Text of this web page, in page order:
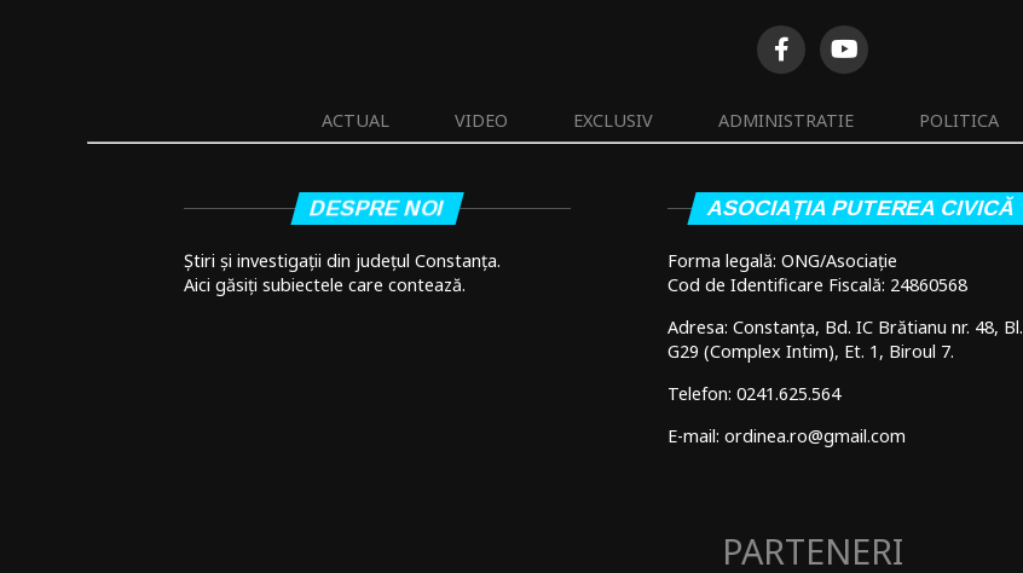
ACTUAL VIDEO EXCLUSIV ADMINISTRATIE POLITICA
DESPRE NOI
Știri și investigații din județul Constanța.
Aici găsiți subiectele care contează.
ASOCIAȚIA PUTEREA CIVICĂ
Forma legală: ONG/Asociație
Cod de Identificare Fiscală: 24860568
Adresa: Constanța, Bd. IC Brătianu nr. 48, Bl.
G29 (Complex Intim), Et. 1, Biroul 7.
Telefon: 0241.625.564
E-mail: ordinea.ro@gmail.com
PARTENERI